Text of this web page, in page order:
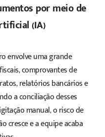
por meio de
(IA)
envolve uma grande
, comprovantes de
relatórios bancários e
a conciliação desses
manual, o risco de
cresce e a equipe acaba